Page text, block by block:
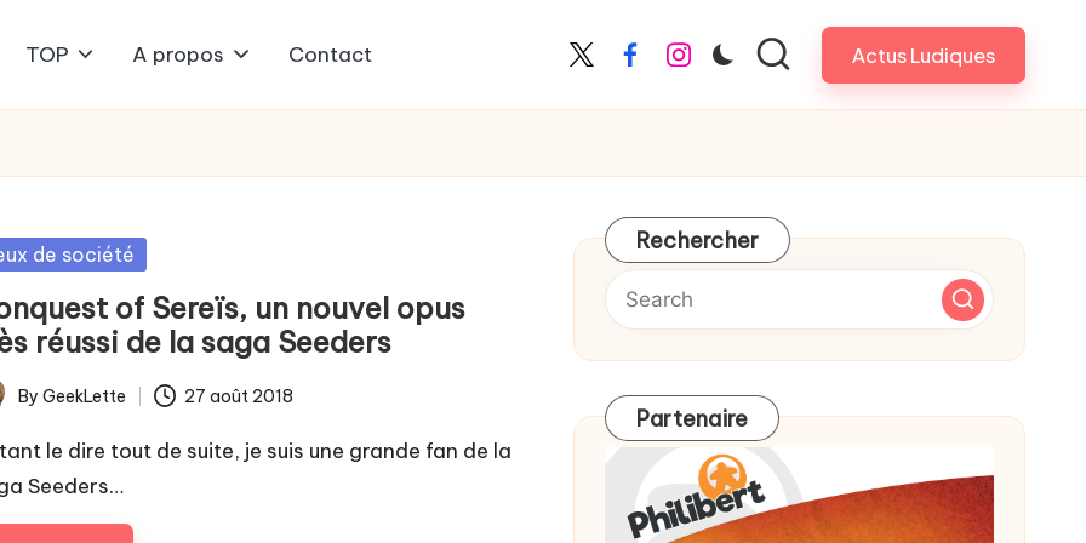
TOP A propos Contact X FacebookInstagram Actus Ludiques
de société
of Sereïs, un nouvel opus
réussi de la saga Seeders
By GeekLette 27 août 2018
le dire tout de suite, je suis une grande fan de la
Seeders…
Rechercher
Partenaire